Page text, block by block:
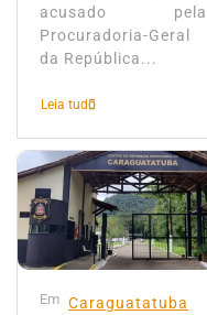
acusado pela
Procuradoria-Geral
da República...
Leia tudo
Em Caraguatatuba